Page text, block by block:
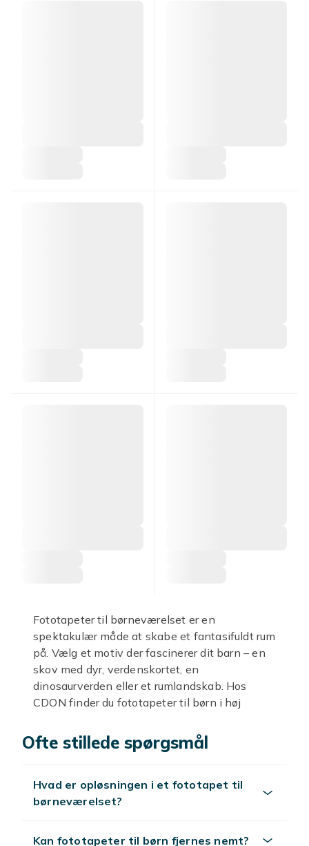
Fototapeter til børneværelset er en
spektakulær måde at skabe et fantasifuldt rum
på. Vælg et motiv der fascinerer dit barn – en
skov med dyr, verdenskortet, en
dinosaurverden eller et rumlandskab. Hos
CDON finder du fototapeter til børn i høj
et imponerende visuelt resultat. Et
børnefototapet forvandler ethvert
barnets fantasi og kreativitet.
Billedtapeter til børneværelset fås i motiver
og verdenskort. De er produceret i skarpe
Ofte stillede spørgsmål
Hvad er opløsningen i et fototapet til
børneværelset?
Kan fototapeter til børn fjernes nemt?